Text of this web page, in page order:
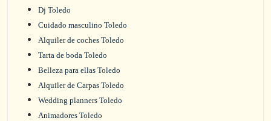
Dj Toledo
Cuidado masculino Toledo
Alquiler de coches Toledo
Tarta de boda Toledo
Belleza para ellas Toledo
Alquiler de Carpas Toledo
Wedding planners Toledo
Animadores Toledo